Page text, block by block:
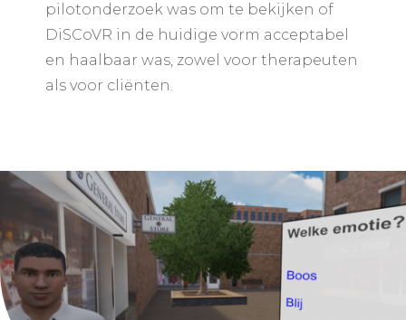
pilotonderzoek was om te bekijken of
DiSCoVR in de huidige vorm acceptabel
en haalbaar was, zowel voor therapeuten
als voor cliënten.